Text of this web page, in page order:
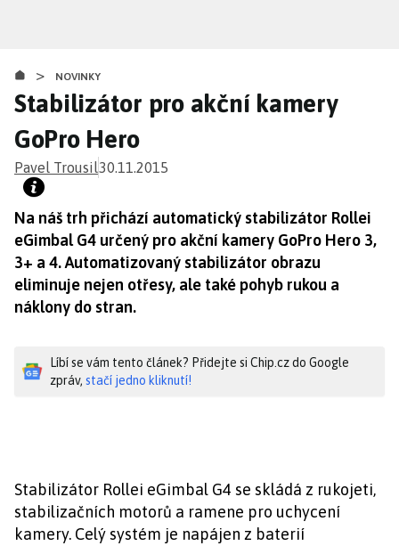
obsahu
> NOVINKY
Stabilizátor pro akční kamery
GoPro Hero
Pavel Trousil30.11.2015
Na náš trh přichází automatický stabilizátor Rollei
eGimbal G4 určený pro akční kamery GoPro Hero 3,
3+ a 4. Automatizovaný stabilizátor obrazu
eliminuje nejen otřesy, ale také pohyb rukou a
náklony do stran.
Líbí se vám tento článek? Přidejte si Chip.cz do Google
zpráv, stačí jedno kliknutí!
Stabilizátor Rollei eGimbal G4 se skládá z rukojeti,
stabilizačních motorů a ramene pro uchycení
kamery. Celý systém je napájen z baterií